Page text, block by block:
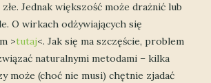
Jednak większość może drażnić lub
O wirkach odżywiających się
>tutaj<. Jak się ma szczęście, problem
naturalnymi metodami – kilka
może (choć nie musi) chętnie zjadać